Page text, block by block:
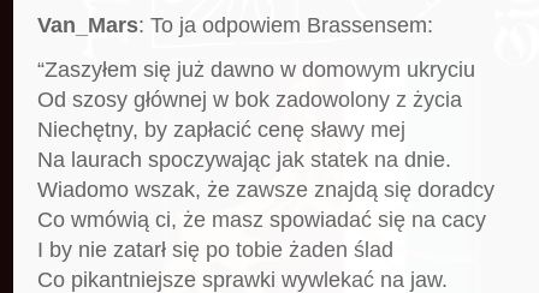
Van_Mars: To ja odpowiem Brassensem:
“Zaszyłem się już dawno w domowym ukryciu
Od szosy głównej w bok zadowolony z życia
Niechętny, by zapłacić cenę sławy mej
Na laurach spoczywając jak statek na dnie.
Wiadomo wszak, że zawsze znajdą się doradcy
Co wmówią ci, że masz spowiadać się na cacy
I by nie zatarł się po tobie żaden ślad
Co pikantniejsze sprawki wywlekać na jaw.